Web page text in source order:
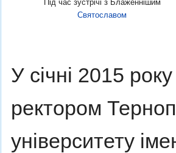
Під час зустрічі з Блаженнішим
Святославом
У січні 2015
ректором
університету